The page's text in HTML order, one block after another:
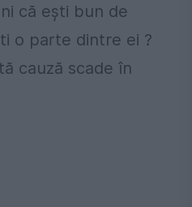
că eşti bun de
o parte dintre ei ?
cauză scade în